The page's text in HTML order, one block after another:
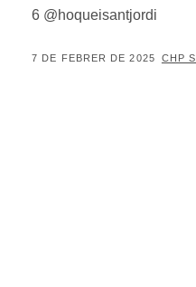
6 @hoqueisantjordi
POSTED
7 DE FEBRER DE 2025 BY
CHP